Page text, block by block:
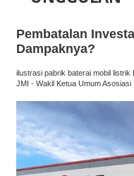
Pembatalan
Dampaknya?
ilustrasi pabrik baterai mobil listrik
JMI - Wakil Ketua Umum Asosiasi